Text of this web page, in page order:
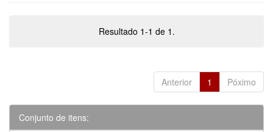
Resultado 1-1 de 1.
Anterior 1 Póximo
Conjunto de itens: